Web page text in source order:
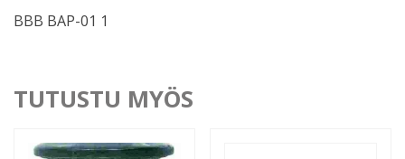
BBB BAP-01 1
TUTUSTU MYÖS